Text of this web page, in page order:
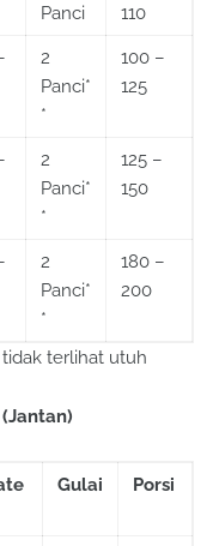
Panci
110
2
Panci*
*
100 –
125
2
Panci*
*
125 –
150
2
Panci*
*
180 –
200
terlihat utuh
Gulai Porsi